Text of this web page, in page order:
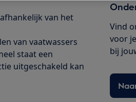
van het
van vaatwassers
staat een
uitgeschakeld kan
Vind
voor
bij